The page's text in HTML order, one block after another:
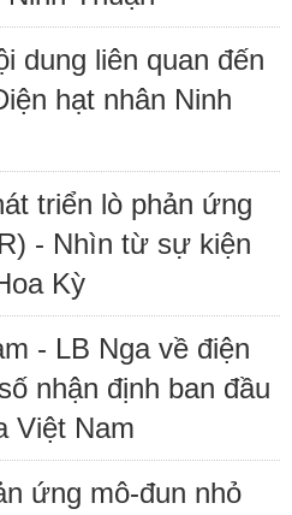
dung liên quan đến
hạt nhân Ninh
triển lò phản ứng
- Nhìn từ sự kiện
Kỳ
- LB Nga về điện
nhận định ban đầu
Việt Nam
ứng mô-đun nhỏ